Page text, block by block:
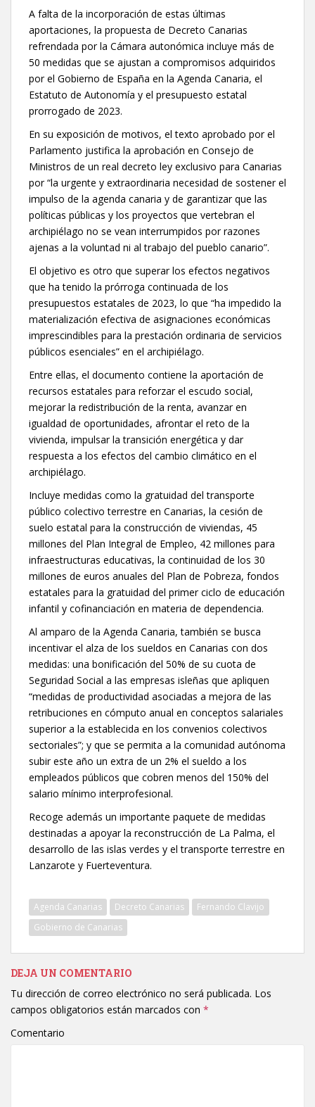
A falta de la incorporación de estas últimas
aportaciones, la propuesta de Decreto Canarias
refrendada por la Cámara autonómica incluye más de
50 medidas que se ajustan a compromisos adquiridos
por el Gobierno de España en la Agenda Canaria, el
Estatuto de Autonomía y el presupuesto estatal
prorrogado de 2023.
En su exposición de motivos, el texto aprobado por el
Parlamento justifica la aprobación en Consejo de
Ministros de un real decreto ley exclusivo para Canarias
por “la urgente y extraordinaria necesidad de sostener el
impulso de la agenda canaria y de garantizar que las
políticas públicas y los proyectos que vertebran el
archipiélago no se vean interrumpidos por razones
ajenas a la voluntad ni al trabajo del pueblo canario”.
El objetivo es otro que superar los efectos negativos
que ha tenido la prórroga continuada de los
presupuestos estatales de 2023, lo que “ha impedido la
materialización efectiva de asignaciones económicas
imprescindibles para la prestación ordinaria de servicios
públicos esenciales” en el archipiélago.
Entre ellas, el documento contiene la aportación de
recursos estatales para reforzar el escudo social,
mejorar la redistribución de la renta, avanzar en
igualdad de oportunidades, afrontar el reto de la
vivienda, impulsar la transición energética y dar
respuesta a los efectos del cambio climático en el
archipiélago.
Incluye medidas como la gratuidad del transporte
público colectivo terrestre en Canarias, la cesión de
suelo estatal para la construcción de viviendas, 45
millones del Plan Integral de Empleo, 42 millones para
infraestructuras educativas, la continuidad de los 30
millones de euros anuales del Plan de Pobreza, fondos
estatales para la gratuidad del primer ciclo de educación
infantil y cofinanciación en materia de dependencia.
Al amparo de la Agenda Canaria, también se busca
incentivar el alza de los sueldos en Canarias con dos
medidas: una bonificación del 50% de su cuota de
Seguridad Social a las empresas isleñas que apliquen
“medidas de productividad asociadas a mejora de las
retribuciones en cómputo anual en conceptos salariales
superior a la establecida en los convenios colectivos
sectoriales”; y que se permita a la comunidad autónoma
subir este año un extra de un 2% el sueldo a los
empleados públicos que cobren menos del 150% del
salario mínimo interprofesional.
Recoge además un importante paquete de medidas
destinadas a apoyar la reconstrucción de La Palma, el
desarrollo de las islas verdes y el transporte terrestre en
Lanzarote y Fuerteventura.
Agenda Canarias Decreto Canarias
Fernando Clavijo
Gobierno de Canarias
DEJA UN COMENTARIO
Tu dirección de correo electrónico no será publicada. Los
campos obligatorios están marcados con *
Comentario